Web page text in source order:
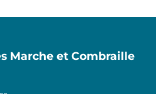
Marche et Combraille